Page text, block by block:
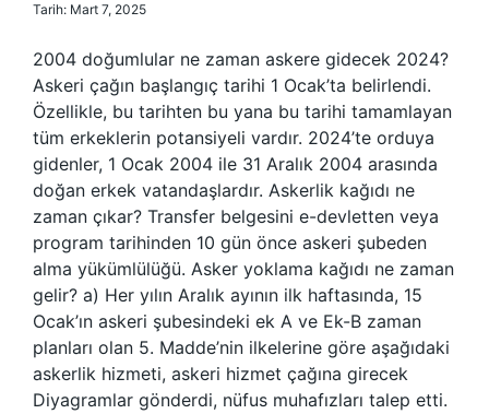
Tarih: Mart 7, 2025
2004 doğumlular ne zaman askere gidecek 2024?
Askeri çağın başlangıç ​​tarihi 1 Ocak’ta belirlendi.
Özellikle, bu tarihten bu yana bu tarihi tamamlayan
tüm erkeklerin potansiyeli vardır. 2024’te orduya
gidenler, 1 Ocak 2004 ile 31 Aralık 2004 arasında
doğan erkek vatandaşlardır. Askerlik kağıdı ne
zaman çıkar? Transfer belgesini e-devletten veya
program tarihinden 10 gün önce askeri şubeden
alma yükümlülüğü. Asker yoklama kağıdı ne zaman
gelir? a) Her yılın Aralık ayının ilk haftasında, 15
Ocak’ın askeri şubesindeki ek A ve Ek-B zaman
planları olan 5. Madde’nin ilkelerine göre aşağıdaki
askerlik hizmeti, askeri hizmet çağına girecek
Diyagramlar gönderdi, nüfus muhafızları talep etti.